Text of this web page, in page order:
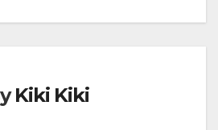
Kiki Kiki